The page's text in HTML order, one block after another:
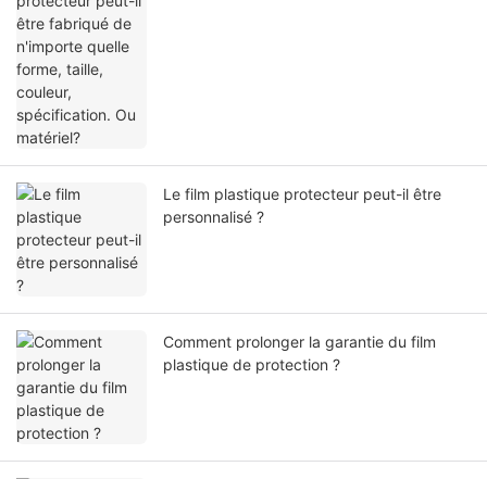
Le film plastique protecteur peut-il être
personnalisé ?
Comment prolonger la garantie du film
plastique de protection ?